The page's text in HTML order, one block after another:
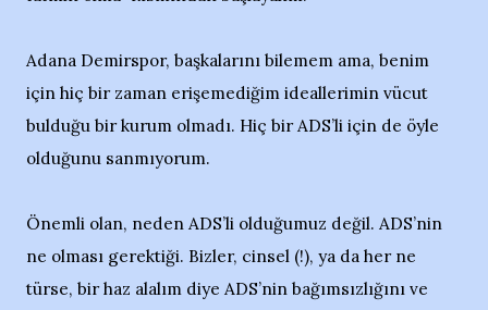
Adana Demirspor, başkalarını bilemem ama, benim
için hiç bir zaman erişemediğim ideallerimin vücut
bulduğu bir kurum olmadı. Hiç bir ADS’li için de öyle
olduğunu sanmıyorum.
Önemli olan, neden ADS’li olduğumuz değil. ADS’nin
ne olması gerektiği. Bizler, cinsel (!), ya da her ne
türse, bir haz alalım diye ADS’nin bağımsızlığını ve